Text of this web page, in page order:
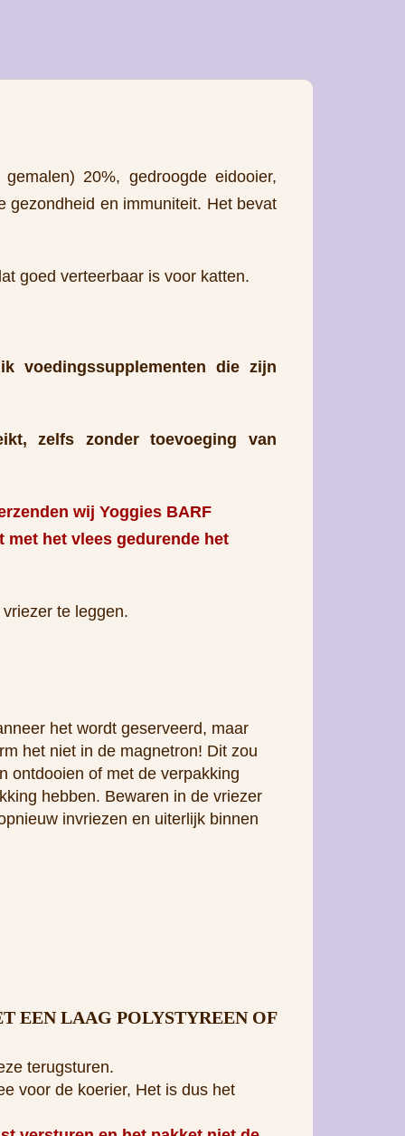
20%, gedroogde eidooier,
gezondheid en immuniteit. Het bevat
goed verteerbaar is voor katten.
voedingssupplementen die zijn
zelfs zonder toevoeging van
wij Yoggies BARF
het vlees gedurende het
te leggen.
het wordt geserveerd, maar
het niet in de magnetron! Dit zou
ontdooien of met de verpakking
hebben. Bewaren in de vriezer
invriezen en uiterlijk binnen
versturen en het pakket niet de
adviseren wij om
Op deze manier koelen de
doen wij ons best om
invloed op de